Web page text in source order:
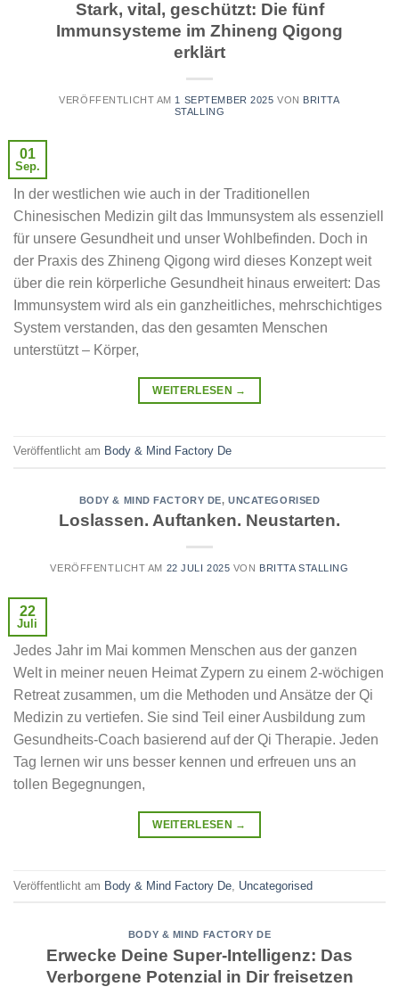
Stark, vital, geschützt: Die fünf
Immunsysteme im Zhineng Qigong
erklärt
VERÖFFENTLICHT AM 1 SEPTEMBER 2025 VON BRITTA
STALLING
01
Sep.
In der westlichen wie auch in der Traditionellen
Chinesischen Medizin gilt das Immunsystem als essenziell
für unsere Gesundheit und unser Wohlbefinden. Doch in
der Praxis des Zhineng Qigong wird dieses Konzept weit
über die rein körperliche Gesundheit hinaus erweitert: Das
Immunsystem wird als ein ganzheitliches, mehrschichtiges
System verstanden, das den gesamten Menschen
unterstützt – Körper,
WEITERLESEN →
Veröffentlicht am Body & Mind Factory De
BODY & MIND FACTORY DE,UNCATEGORISED
Loslassen. Auftanken. Neustarten.
VERÖFFENTLICHT AM 22 JULI 2025 VON BRITTA STALLING
22
Juli
Jedes Jahr im Mai kommen Menschen aus der ganzen
Welt in meiner neuen Heimat Zypern zu einem 2-wöchigen
Retreat zusammen, um die Methoden und Ansätze der Qi
Medizin zu vertiefen. Sie sind Teil einer Ausbildung zum
Gesundheits-Coach basierend auf der Qi Therapie. Jeden
Tag lernen wir uns besser kennen und erfreuen uns an
tollen Begegnungen,
WEITERLESEN →
Veröffentlicht am Body & Mind Factory De Uncategorised
BODY & MIND FACTORY DE
Erwecke Deine Super-Intelligenz: Das
Verborgene Potenzial in Dir freisetzen